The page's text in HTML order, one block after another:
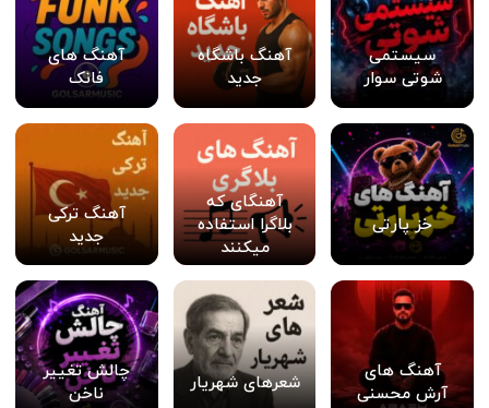
سیستمی
شوتی سوار
آهنگ باشگاه
جدید
آهنگ های
فانک
خز پارتی
آهنگای که
بلاگرا استفاده
میکنند
آهنگ ترکی
جدید
آهنگ های
آرش محسنی
شعرهای شهریار
چالش تغییر
ناخن